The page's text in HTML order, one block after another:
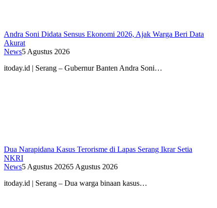
Andra Soni Didata Sensus Ekonomi 2026, Ajak Warga Beri Data
Akurat
News5 Agustus 2026
itoday.id | Serang – Gubernur Banten Andra Soni…
Dua Narapidana Kasus Terorisme di Lapas Serang Ikrar Setia
NKRI
News5 Agustus 20265 Agustus 2026
itoday.id | Serang – Dua warga binaan kasus…